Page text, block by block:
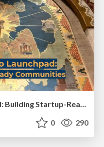
From Legacy to Launchpad: Building Startup-Ready Communities
0 290